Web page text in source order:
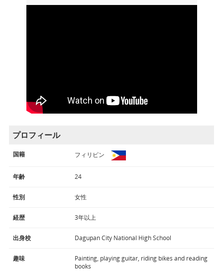
プロフィール
国籍 フィリピン
年齢 24
性別 女性
経歴 3年以上
出身校 Dagupan City National High School
趣味
Painting, playing guitar, riding bikes and reading
books